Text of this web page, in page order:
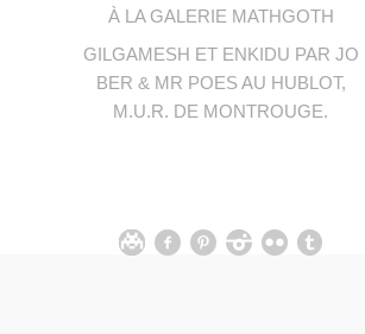
À LA GALERIE MATHGOTH
GILGAMESH ET ENKIDU PAR JO
BER & MR POES AU HUBLOT,
M.U.R. DE MONTROUGE.